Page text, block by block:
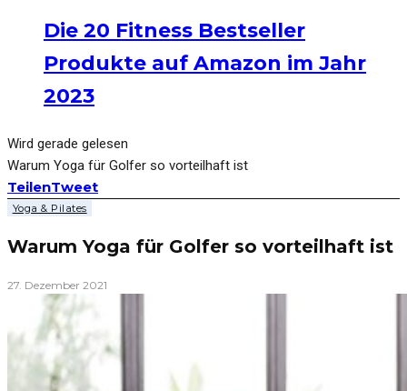
Die 20 Fitness Bestseller
Produkte auf Amazon im Jahr
2023
Wird gerade gelesen
Warum Yoga für Golfer so vorteilhaft ist
TeilenTweet
Yoga & Pilates
Warum Yoga für Golfer so vorteilhaft ist
27. Dezember 2021